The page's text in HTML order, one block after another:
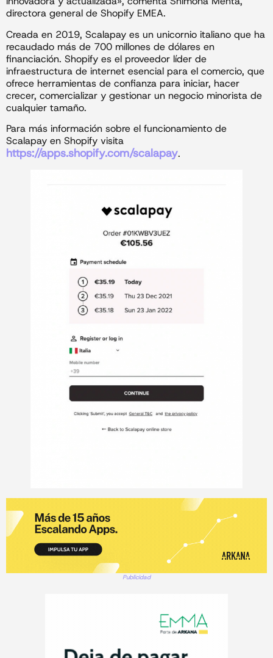
directora general de Shopify EMEA.
Creada en 2019, Scalapay es un unicornio italiano que ha
recaudado más de 700 millones de dólares en
financiación. Shopify es el proveedor líder de
infraestructura de internet esencial para el comercio, que
ofrece herramientas de confianza para iniciar, hacer
crecer, comercializar y gestionar un negocio minorista de
cualquier tamaño.
Para más información sobre el funcionamiento de
Scalapay en Shopify visita
https://apps.shopify.com/scalapay.
Publicidad